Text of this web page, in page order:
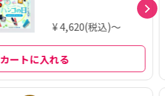
¥ 4,620(税込)～
カートに入れる